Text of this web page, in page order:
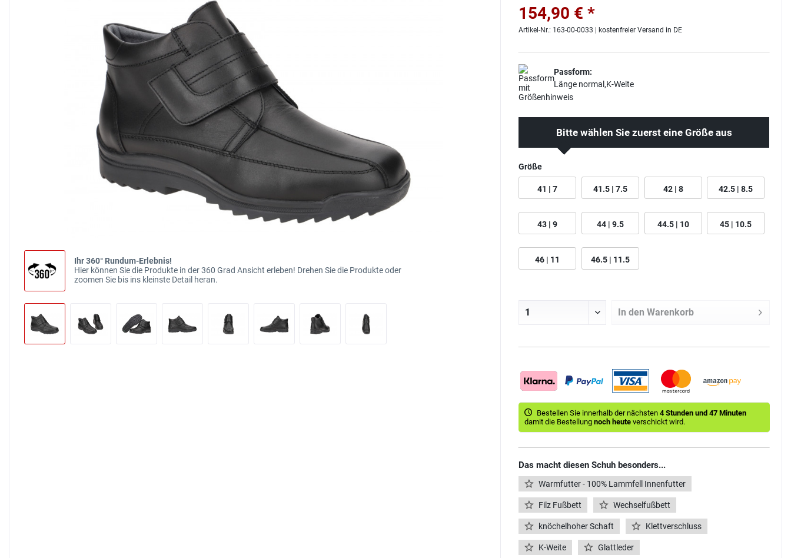
Ihr 360° Rundum-Erlebnis!
Hier können Sie die Produkte in der 360 Grad Ansicht erleben! Drehen Sie die Produkte oder
zoomen Sie bis ins kleinste Detail heran.
154,90 € *
Artikel-Nr.: 163-00-0033 | kostenfreier Versand in DE
Passform:
Länge normal,K-Weite
Bitte wählen Sie zuerst eine Größe aus
Größe
41 | 7 41.5 | 7.5 42 | 8 42.5 | 8.5
43 | 9 44 | 9.5 44.5 | 10 45 | 10.5
46 | 11 46.5 | 11.5
In den Warenkorb
Bestellen Sie innerhalb der nächsten4 Stunden und 47 Minuten
damit die Bestellungnoch heute verschickt wird.
Das macht diesen Schuh besonders...
Warmfutter - 100% Lammfell Innenfutter
Filz Fußbett Wechselfußbett
knöchelhoher Schaft Klettverschluss
K-Weite Glattleder